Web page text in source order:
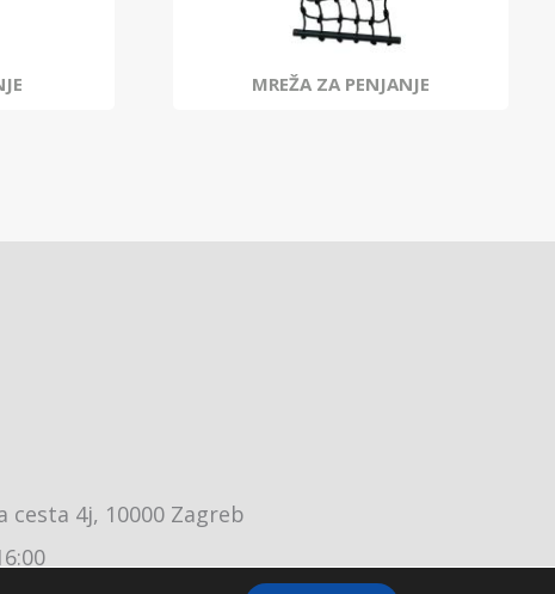
MREŽA ZA PENJANJE
cesta 4j, 10000 Zagreb